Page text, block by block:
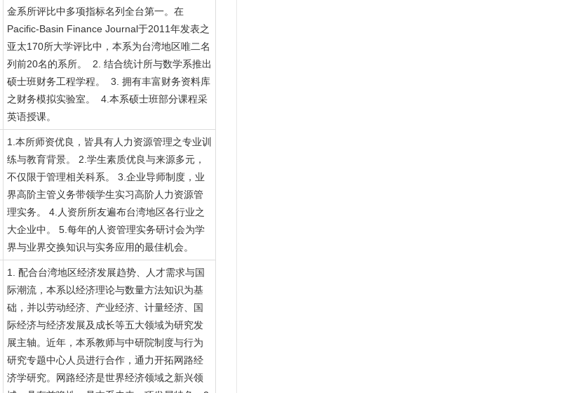
金系所评比中多项指标名列全台第一。在
Pacific-Basin Finance Journal于2011年发表之
亚太170所大学评比中，本系为台湾地区唯二名
列前20名的系所。 2. 结合统计所与数学系推出
硕士班财务工程学程。 3. 拥有丰富财务资料库
之财务模拟实验室。 4.本系硕士班部分课程采
英语授课。
1.本所师资优良，皆具有人力资源管理之专业训
练与教育背景。 2.学生素质优良与来源多元，
不仅限于管理相关科系。 3.企业导师制度，业
界高阶主管义务带领学生实习高阶人力资源管
理实务。 4.人资所所友遍布台湾地区各行业之
大企业中。 5.每年的人资管理实务研讨会为学
界与业界交换知识与实务应用的最佳机会。
1. 配合台湾地区经济发展趋势、人才需求与国
际潮流，本系以经济理论与数量方法知识为基
础，并以劳动经济、产业经济、计量经济、国
际经济与经济发展及成长等五大领域为研究发
展主轴。近年，本系教师与中研院制度与行为
研究专题中心人员进行合作，通力开拓网路经
济学研究。网路经济是世界经济领域之新兴领